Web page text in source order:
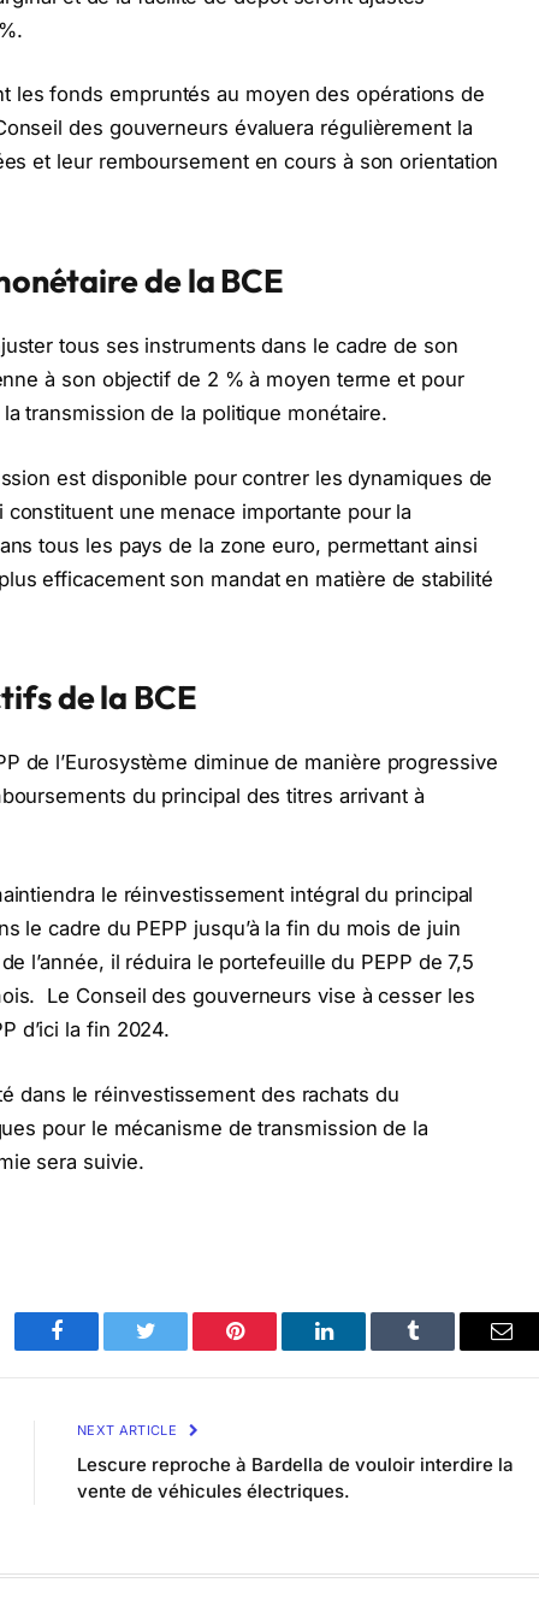
les fonds empruntés au moyen des opérations de
des gouverneurs évaluera régulièrement la
et leur remboursement en cours à son orientation
de la BCE
tous ses instruments dans le cadre de son
à son objectif de 2 % à moyen terme et pour
transmission de la politique monétaire.
est disponible pour contrer les dynamiques de
une menace importante pour la
tous les pays de la zone euro, permettant ainsi
efficacement son mandat en matière de stabilité
de la BCE
de l’Eurosystème diminue de manière progressive
du principal des titres arrivant à
le réinvestissement intégral du principal
le cadre du PEPP jusqu’à la fin du mois de juin
l’année, il réduira le portefeuille du PEPP de 7,5
Le Conseil des gouverneurs vise à cesser les
d’ici la fin 2024.
dans le réinvestissement des rachats du
pour le mécanisme de transmission de la
sera suivie.
Facebook Twitter Pinterest LinkedIn Tumblr
NEXT ARTICLE
Lescure reproche à Bardella de vouloir interdire la
vente de véhicules électriques.